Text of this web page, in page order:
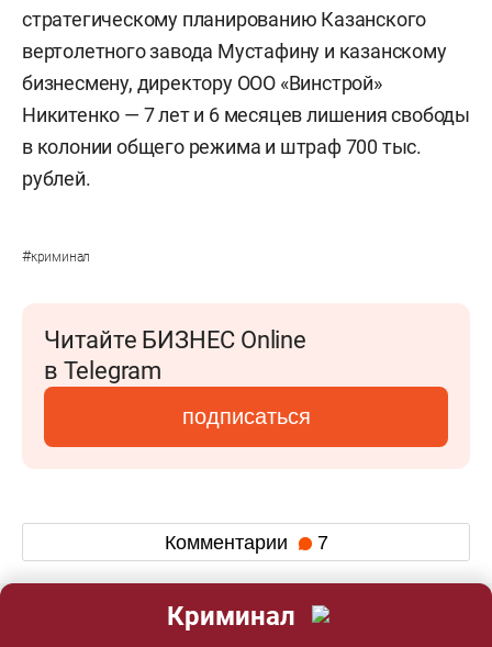
стратегическому планированию Казанского
вертолетного завода Мустафину и казанскому
бизнесмену, директору ООО «Винстрой»
Никитенко — 7 лет и 6 месяцев лишения свободы
в колонии общего режима и штраф 700 тыс.
рублей.
#криминал
Читайте БИЗНЕС Online
в Telegram
подписаться
Комментарии 7
Криминал